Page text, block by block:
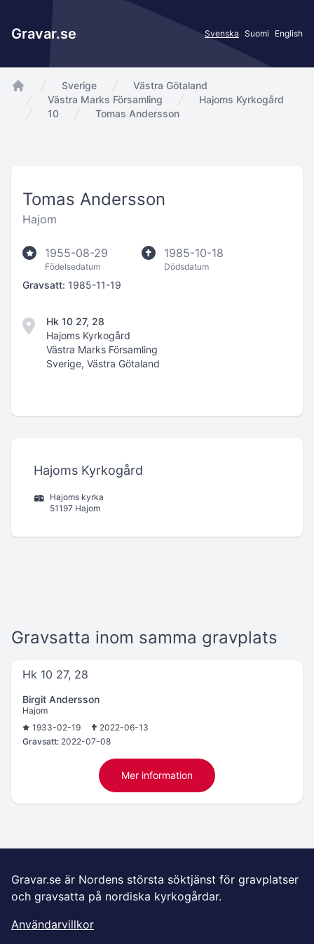
Gravar.se Svenska Suomi English
app.Start
Sverige
Västra Götaland
Västra Marks Församling
Hajoms Kyrkogård
10
Tomas Andersson
Tomas Andersson
Hajom
1955-08-29
Födelsedatum
1985-10-18
Dödsdatum
Gravsatt: 1985-11-19
Hk 10 27, 28
Hajoms Kyrkogård
Västra Marks Församling
Sverige, Västra Götaland
Hajoms Kyrkogård
Hajoms kyrka
51197 Hajom
Gravsatta inom samma gravplats
Hk 10 27, 28
Birgit Andersson
Hajom
1933-02-19
2022-06-13
Gravsatt: 2022-07-08
Mer information
Gravar.se är Nordens största söktjänst för gravplatser
och gravsatta på nordiska kyrkogårdar.
Användarvillkor